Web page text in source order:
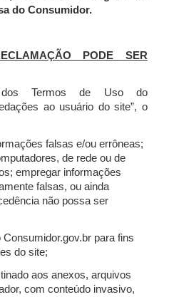
do Consumidor.
PODE SER
Termos de Uso do
ao usuário do site”, o
falsas e/ou errôneas;
de rede ou de
empregar informações
falsas, ou ainda
não possa ser
para fins
do site;
aos anexos, arquivos
com conteúdo invasivo,